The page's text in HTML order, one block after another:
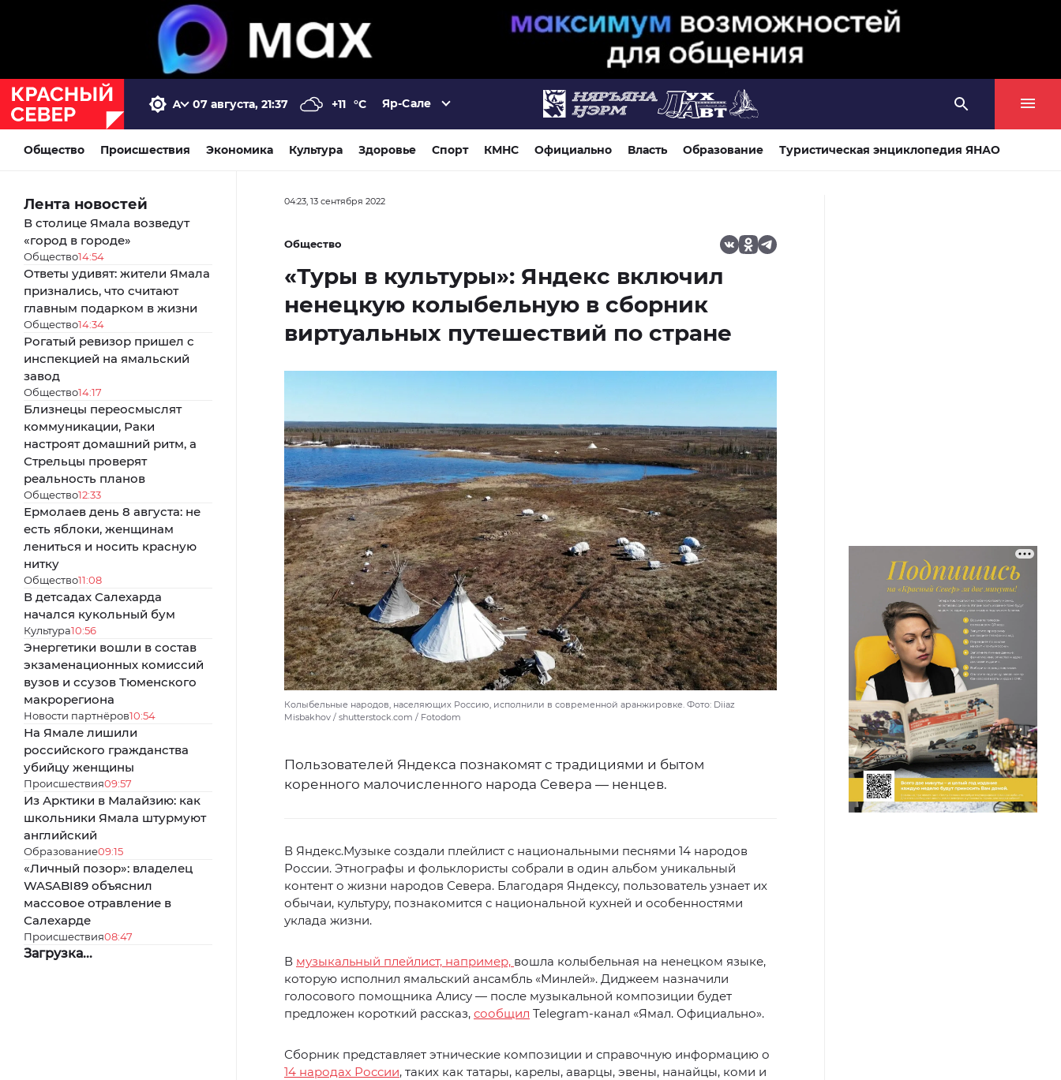
07 августа, 21:37 +11 °C Яр-Сале
Общество Происшествия Экономика Культура Здоровье Спорт КМНС Официально Власть Образование Туристическая энциклопедия ЯНАО
Лента новостей
В столице Ямала возведут
«город в городе»
Общество14:54
Ответы удивят: жители Ямала
признались, что считают
главным подарком в жизни
Общество14:34
Рогатый ревизор пришел с
инспекцией на ямальский
завод
Общество14:17
Близнецы переосмыслят
коммуникации, Раки
настроят домашний ритм, а
Стрельцы проверят
реальность планов
Общество12:33
Ермолаев день 8 августа: не
есть яблоки, женщинам
лениться и носить красную
нитку
Общество11:08
В детсадах Салехарда
начался кукольный бум
Культура10:56
Энергетики вошли в состав
экзаменационных комиссий
вузов и ссузов Тюменского
макрорегиона
Новости партнёров10:54
На Ямале лишили
российского гражданства
убийцу женщины
Происшествия09:57
Из Арктики в Малайзию: как
школьники Ямала штурмуют
английский
Образование09:15
«Личный позор»: владелец
WASABI89 объяснил
массовое отравление в
Салехарде
Происшествия08:47
Загрузка...
04:23, 13 сентября 2022
Общество
«Туры в культуры»: Яндекс включил
ненецкую колыбельную в сборник
виртуальных путешествий по стране
Колыбельные народов, населяющих Россию, исполнили в современной аранжировке. Фото: Diiaz
Misbakhov / shutterstock.com / Fotodom
Пользователей Яндекса познакомят с традициями и бытом
коренного малочисленного народа Севера — ненцев.
В Яндекс.Музыке создали плейлист с национальными песнями 14 народов
России. Этнографы и фольклористы собрали в один альбом уникальный
контент о жизни народов Севера. Благодаря Яндексу, пользователь узнает их
обычаи, культуру, познакомится с национальной кухней и особенностями
уклада жизни.
В музыкальный плейлист, например, вошла колыбельная на ненецком языке,
которую исполнил ямальский ансамбль «Минлей». Диджеем назначили
голосового помощника Алису — после музыкальной композиции будет
предложен короткий рассказ, сообщил Telegram-канал «Ямал. Официально».
Сборник представляет этнические композиции и справочную информацию о
14 народах России, таких как татары, карелы, аварцы, эвены, нанайцы, коми и